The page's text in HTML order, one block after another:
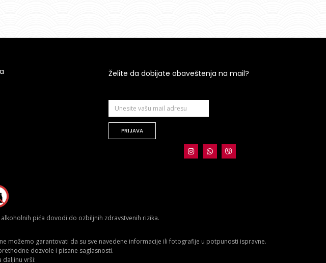
Želite da dobijate obaveštenja na mail?
PRIJAVA
pića dovodi do ozbiljnih zdravstvenih rizika.
možemo garantovati da su sve navedene informacije ili fotografije u potpunosti ispravne.
dozvole i pisane saglasnosti.
daljinu vrši: